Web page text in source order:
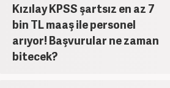
Kızılay KPSS şartsız en az 7
bin TL maaş ile personel
arıyor! Başvurular ne zaman
bitecek?